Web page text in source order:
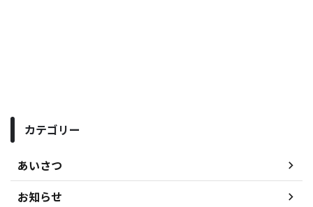
カテゴリー
あいさつ
お知らせ